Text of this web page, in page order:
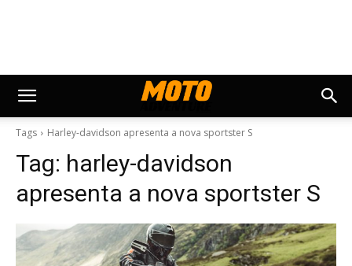
Tags Harley-davidson apresenta a nova sportster S
Tag: harley-davidson
apresenta a nova sportster S